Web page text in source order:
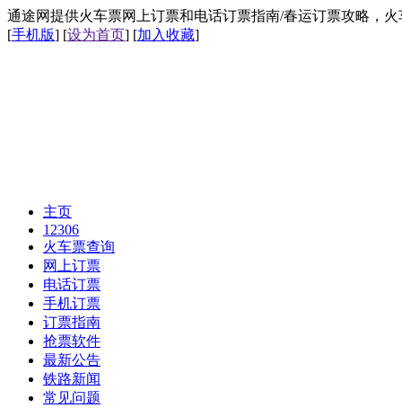
通途网提供火车票网上订票和电话订票指南/春运订票攻略，
[手机版] [设为首页] [加入收藏]
主页
12306
火车票查询
网上订票
电话订票
手机订票
订票指南
抢票软件
最新公告
铁路新闻
常见问题